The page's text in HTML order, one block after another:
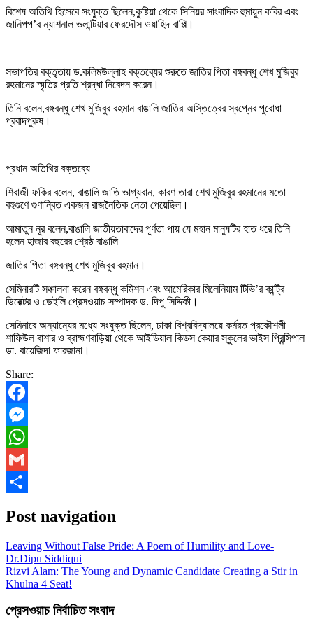
বিশেষ অতিথি হিসেবে সংযুক্ত ছিলেন,কুষ্টিয়া থেকে সিনিয়র সাংবাদিক হুমায়ুন কবির এবং
জানিপপ’র ন্যাশনাল ভলান্টিয়ার ফেরদৌস ওয়াহিদ বাপ্পি।
সভাপতির বক্তৃতায় ড.কলিমউল্লাহ বক্তব্যের শুরুতে জাতির পিতা বঙ্গবন্ধু শেখ মুজিবুর
রহমানের স্মৃতির প্রতি শ্রদ্ধা নিবেদন করেন।
তিনি বলেন,বঙ্গবন্ধু শেখ মুজিবুর রহমান বাঙালি জাতির অস্তিত্বের স্বপ্নের পুরােধা
প্রবাদপুরুষ।
প্রধান অতিথির বক্তব্যে
শিবাজী ফকির বলেন, বাঙালি জাতি ভাগ্যবান, কারণ তারা শেখ মুজিবুর রহমানের মতাে
বহুগুণে গুণান্বিত একজন রাজনৈতিক নেতা পেয়েছিল।
আমাতুন নূর বলেন,বাঙালি জাতীয়তাবাদের পূর্ণতা পায় যে মহান মানুষটির হাত ধরে তিনি
হলেন হাজার বছরের শ্রেষ্ঠ বাঙালি
জাতির পিতা বঙ্গবন্ধু শেখ মুজিবুর রহমান।
সেমিনারটি সঞ্চালনা করেন বঙ্গবন্ধু কমিশন এবং আমেরিকার মিলেনিয়াম টিভি’র কান্ট্রি
ডিরেক্টর ও ডেইলি প্রেসওয়াচ সম্পাদক ড. দিপু সিদ্দিকী।
সেমিনারে অন্যান্যের মধ্যে সংযুক্ত ছিলেন, ঢাকা বিশ্ববিদ্যালয়ে কর্মরত প্রকৌশলী
শাফিউল বাশার ও ব্রাহ্মণবাড়িয়া থেকে আইডিয়াল কিডস কেয়ার স্কুলের ভাইস প্রিন্সিপাল
ডা. বায়েজিদা ফারজানা।
Share:
Facebook
Messenger
WhatsApp
Gmail
Post navigation
Leaving Without False Pride: A Poem of Humility and Love-
Dr.Dipu Siddiqui
Rizvi Alam: The Young and Dynamic Candidate Creating a Stir in
Khulna 4 Seat!
প্রেসওয়াচ নির্বাচিত সংবাদ